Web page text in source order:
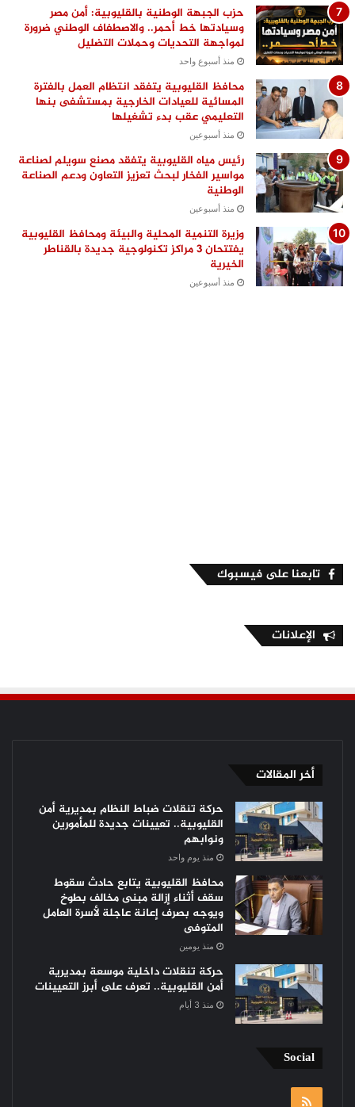
حزب الجبهة الوطنية بالقليوبية: أمن مصر
وسيادتها خط أحمر.. والاصطفاف الوطني ضرورة
لمواجهة التحديات وحملات التضليل
منذ أسبوع واحد
محافظ القليوبية يتفقد انتظام العمل بالفترة
المسائية للعيادات الخارجية بمستشفى بنها
التعليمي عقب بدء تشغيلها
منذ أسبوعين
رئيس مياه القليوبية يتفقد مصنع سويلم لصناعة
مواسير الفخار لبحث تعزيز التعاون ودعم الصناعة
الوطنية
منذ أسبوعين
وزيرة التنمية المحلية والبيئة ومحافظ القليوبية
يفتتحان 3 مراكز تكنولوجية جديدة بالقناطر
الخيرية
منذ أسبوعين
تابعنا على فيسبوك
الإعلانات
أخر المقالات
حركة تنقلات ضباط النظام بمديرية أمن
القليوبية.. تعيينات جديدة للمأمورين
ونوابهم
منذ يوم واحد
محافظ القليوبية يتابع حادث سقوط
سقف أثناء إزالة مبنى مخالف بطوخ
ويوجه بصرف إعانة عاجلة لأسرة العامل
المتوفى
منذ يومين
حركة تنقلات داخلية موسعة بمديرية
أمن القليوبية.. تعرف على أبرز التعيينات
منذ 3 أيام
Social
RSS